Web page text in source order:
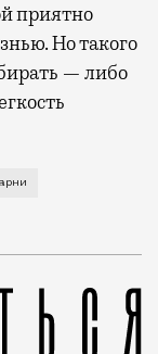
приятно
Но такого
— либо
на